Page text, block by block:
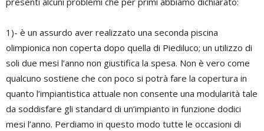
1)- è un assurdo aver realizzato una seconda piscina
olimpionica non coperta dopo quella di Piediluco; un utilizzo di
soli due mesi l’anno non giustifica la spesa. Non è vero come
qualcuno sostiene che con poco si potrà fare la copertura in
quanto l’impiantistica attuale non consente una modularità tale
da soddisfare gli standard di un’impianto in funzione dodici
mesi l’anno. Perdiamo in questo modo tutte le occasioni di